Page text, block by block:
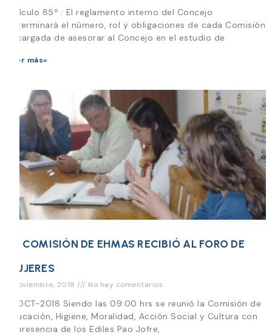
Artículo 85º : El reglamento interno del Concejo
determinará el número, rol y obligaciones de cada Comisión
encargada de asesorar al Concejo en el estudio de
Leer más»
LA COMISIÓN DE EHMAS RECIBIÓ AL FORO DE
MUJERES
6 noviembre, 2018 No hay comentarios
5-OCT-2018 Siendo las 09:00 hrs se reunió la Comisión de
Educación, Higiene, Moralidad, Acción Social y Cultura con
la presencia de los Ediles Pao Jofre,